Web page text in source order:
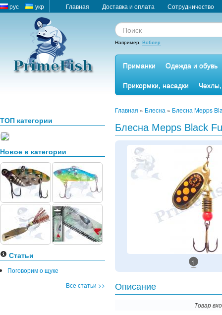
рус укр Главная Доставка и оплата Сотрудничество
Например, Воблер
Приманки
Одежда и обувь
Прикормки, насадки
ТОП категории
Новое в категории
Статьи
Поговорим о щуке
Все статьи >>
Главная » Блесна » Блесна Mepps
Блесна Mepps Black
1
Описание
Товар